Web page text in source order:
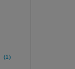
(1)